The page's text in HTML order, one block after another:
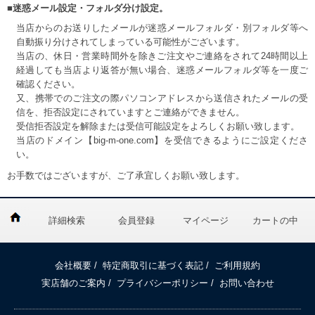
■迷惑メール設定・フォルダ分け設定。
当店からのお送りしたメールが迷惑メールフォルダ・別フォルダ等へ
自動振り分けされてしまっている可能性がございます。
当店の、休日・営業時間外を除きご注文やご連絡をされて24時間以上
経過しても当店より返答が無い場合、迷惑メールフォルダ等を一度ご
確認ください。
又、携帯でのご注文の際パソコンアドレスから送信されたメールの受
信を、拒否設定にされていますとご連絡ができません。
受信拒否設定を解除または受信可能設定をよろしくお願い致します。
当店のドメイン【big-m-one.com】を受信できるようにご設定くださ
い。
お手数ではございますが、ご了承宜しくお願い致します。
詳細検索 会員登録 マイページ カートの中
会社概要 / 特定商取引に基づく表記 /
ご利用規約
実店舗のご案内 / プライバシーポリシー / お問い合わせ